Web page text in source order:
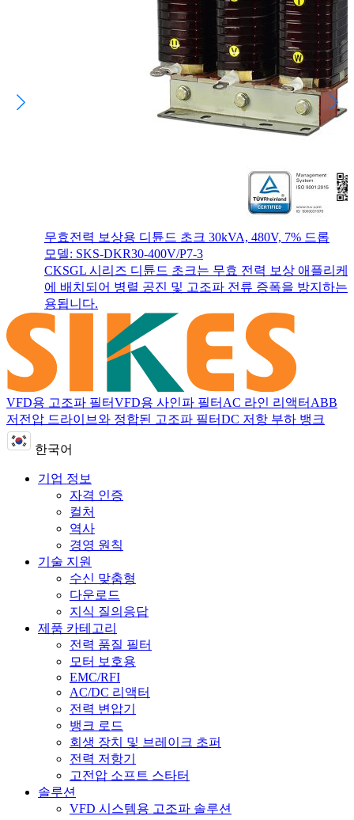
무효전력 보상용 디튠드 초크 30kVA, 480V, 7% 드롭
모델: SKS-DKR30-400V/P7-3
CKSGL 시리즈 디튠드 초크는 무효 전력 보상 애플리케
에 배치되어 병렬 공진 및 고조파 전류 증폭을 방지하는
용됩니다.
VFD용 고조파 필터VFD용 사인파 필터 AC 라인 리액터 ABB
저전압 드라이브와 정합된 고조파 필터DC 저항 부하 뱅크
한국어
기업 정보
자격 인증
컬처
역사
경영 원칙
기술 지원
수신 맞춤형
다운로드
지식 질의응답
제품 카테고리
전력 품질 필터
모터 보호용
EMC/RFI
AC/DC 리액터
전력 변압기
뱅크 로드
회생 장치 및 브레이크 초퍼
전력 저항기
고전압 소프트 스타터
솔루션
VFD 시스템용 고조파 솔루션